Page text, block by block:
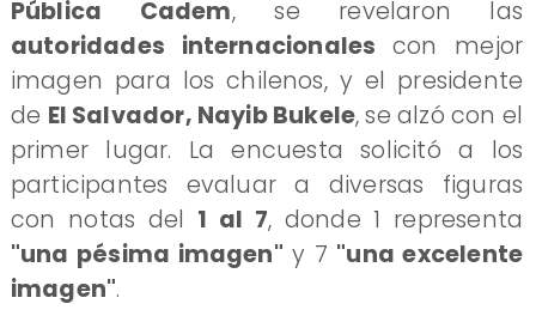
Pública Cadem, se revelaron las
autoridades internacionales con mejor
imagen para los chilenos, y el presidente
de El Salvador, Nayib Bukele, se alzó con el
primer lugar. La encuesta solicitó a los
participantes evaluar a diversas figuras
con notas del 1 al 7, donde 1 representa
"una pésima imagen" y 7 "una excelente
imagen".